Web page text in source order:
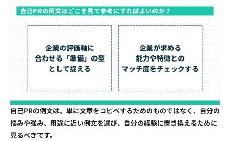
自己PRの例文は、単に文章をコピペするためのものではなく、自分の
悩みや強み、用途に近い例文を選び、自分の経験に置き換えるために
見るべきです。